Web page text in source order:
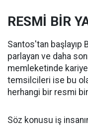
RESMİ BİR
Santos'tan başlayıp
parlayan ve daha
memleketinde
temsilcileri ise bu
herhangi bir resmi bir
Söz konusu iş